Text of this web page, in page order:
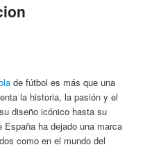
de fútbol es más que una
la historia, la pasión y el
diseño icónico hasta su
ha dejado una marca
como en el mundo del